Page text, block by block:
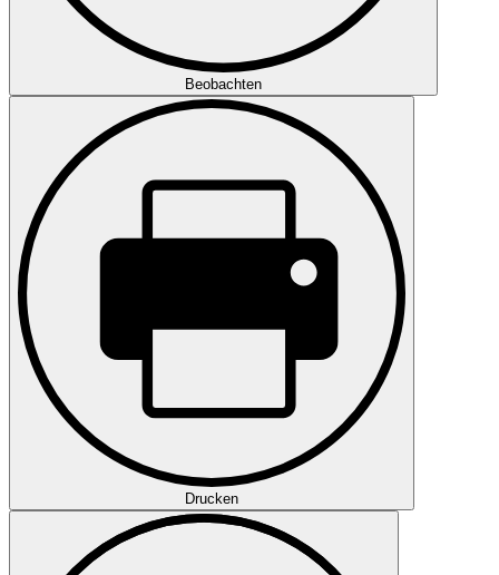
Beobachten
Drucken